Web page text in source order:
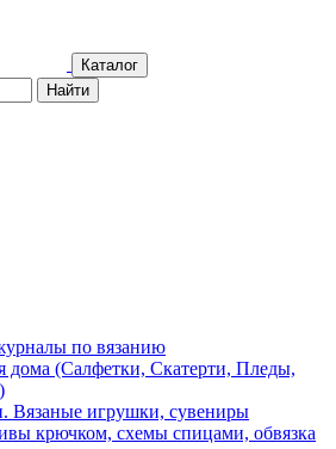
Каталог
Найти
по вязанию
дома (Салфетки, Скатерти, Пледы,
Вязаные игрушки, сувениры
крючком, схемы спицами, обвязка